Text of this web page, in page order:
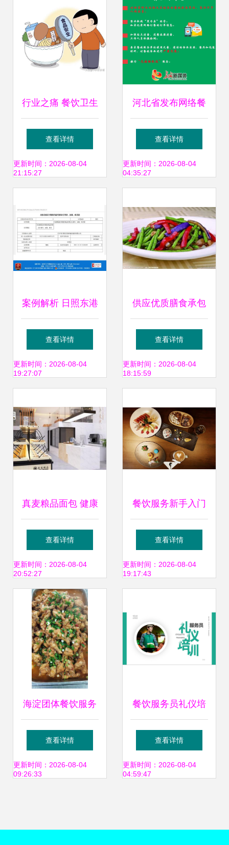
位 食品生产加工小
作坊 红黑榜（第五
期）揭秘
行业之痛 餐饮卫生
与食品安全的“系统
级困境”与破局之道
查看详情
更新时间：2026-08-04
21:15:27
河北省发布网络餐
饮服务食品安全提
示 禁止提供群体性
查看详情
更新时间：2026-08-04
04:35:27
案例解析 日照东港
区和源祥餐饮服务
因未规范清洁顾客
查看详情
更新时间：2026-08-04
19:27:07
供应优质膳食承包
——首选第一品牌
饮食服务的理由
查看详情
更新时间：2026-08-04
18:15:59
真麦粮品面包 健康
烘焙时代的下一个
财富风口
查看详情
更新时间：2026-08-04
20:52:27
餐饮服务新手入门
指南 从零开始，用
心服务每一位顾客
查看详情
更新时间：2026-08-04
19:17:43
海淀团体餐饮服务
行业的专业演进与
服务革新
查看详情
更新时间：2026-08-04
09:26:33
餐饮服务员礼仪培
训PPT_培训讲座
PPT
查看详情
更新时间：2026-08-04
04:59:47